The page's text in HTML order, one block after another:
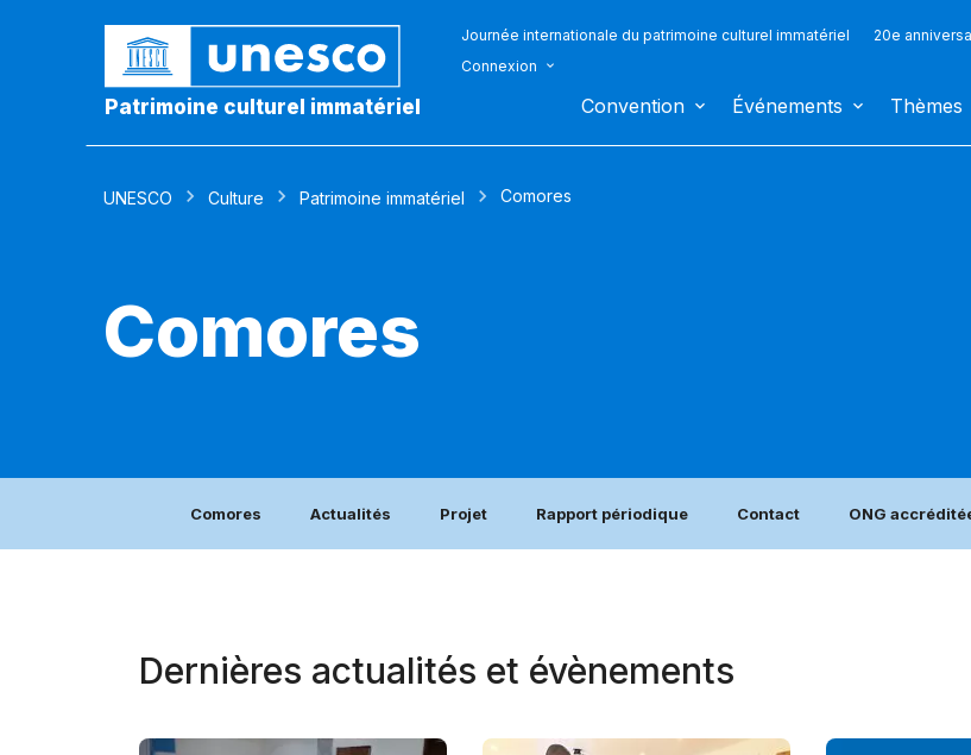
Patrimoine culturel immatériel
Journée internationale du patrimoine culturel immatériel 20e
Connexion
Convention Événements Thèmes
UNESCO Culture Patrimoine immatériel Comores
Comores
Comores Actualités Projet Rapport périodique Contact ONG
Dernières actualités et évènements